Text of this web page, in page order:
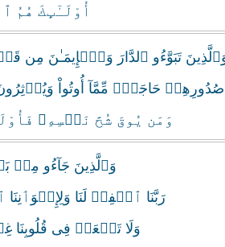
أُوْلَـٰٓٮِٕكَ هُمُ
تَبَوَّءُو ٱلدَّارَ وَٱلۡإِيمَـٰنَ
صُدُورِهِمۡ حَاجَةً۬ مِّمَّآ أُوتُواْ
وَمَن يُوقَ شُحَّ نَفۡسِهِۦ
وَٱلَّذِينَ جَآءُو مِنۢ
رَبَّنَا ٱغۡفِرۡ لَنَا وَلِإِخۡوَٲنِنَا
وَلَا تَجۡعَلۡ فِى قُلُوبِنَا